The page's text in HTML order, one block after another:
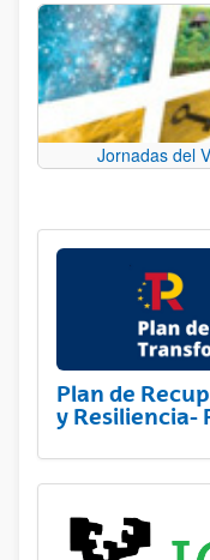
Jornadas del
Plan de
y Resiliencia-